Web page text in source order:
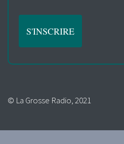
© La Grosse Radio, 2021